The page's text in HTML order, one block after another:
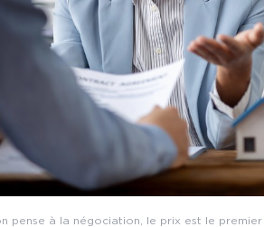
pense à la négociation, le prix est le